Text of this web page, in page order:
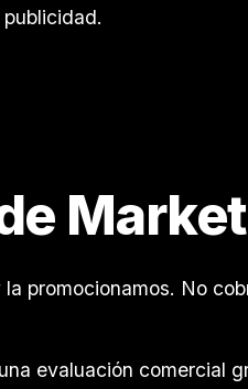
promocionamos. No
evaluación comercial